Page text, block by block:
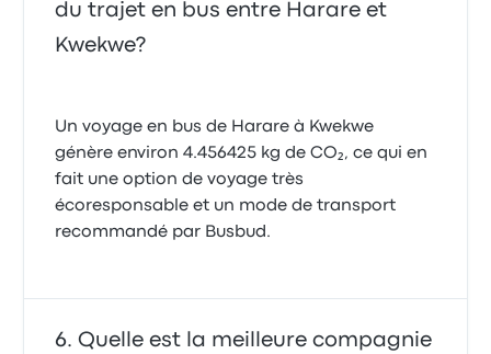
du trajet en bus entre Harare et
Kwekwe?
Un voyage en bus de Harare à Kwekwe
génère environ 4.456425 kg de CO₂, ce qui en
fait une option de voyage très
écoresponsable et un mode de transport
recommandé par Busbud.
Quelle est la meilleure compagnie